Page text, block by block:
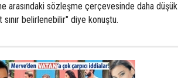
arasındaki sözleşme çerçevesinde daha düşük
belirlenebilir" diye konuştu.